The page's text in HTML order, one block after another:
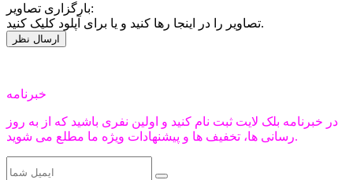
بارگزاری تصاویر:
تصاویر را در اینجا رها کنید و یا برای آپلود کلیک کنید.
خبرنامه
در خبرنامه بلک لایت ثبت نام کنید و اولین نفری باشید که از به روز
رسانی ها، تخفیف ها و پیشنهادات ویژه ما مطلع می شوید.